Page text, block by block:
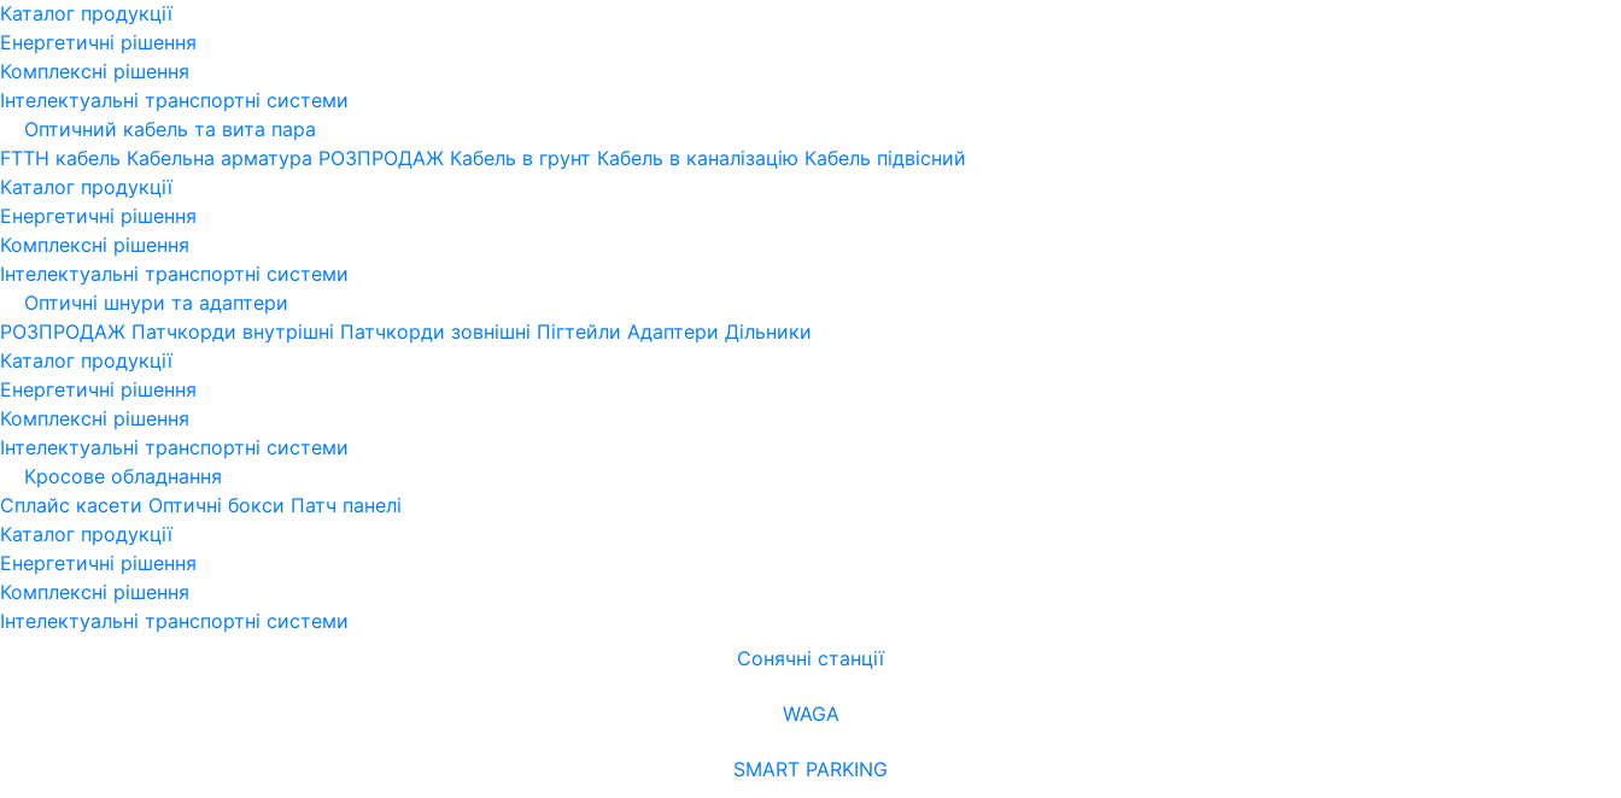
Каталог продукції
Енергетичні рішення
Комплексні рішення
Інтелектуальні транспортні системи
Оптичний кабель та вита пара
FTTH кабель Кабельна арматура РОЗПРОДАЖ Кабель в грунт Кабель в каналізацію Кабель підвісний
Каталог продукції
Енергетичні рішення
Комплексні рішення
Інтелектуальні транспортні системи
Оптичні шнури та адаптери
РОЗПРОДАЖ Патчкорди внутрішні Патчкорди зовнішні Пігтейли Адаптери Дільники
Каталог продукції
Енергетичні рішення
Комплексні рішення
Інтелектуальні транспортні системи
Кросове обладнання
Сплайс касети Оптичні бокси Патч панелі
Каталог продукції
Енергетичні рішення
Комплексні рішення
Інтелектуальні транспортні системи
Сонячні станції
WAGA
SMART PARKING